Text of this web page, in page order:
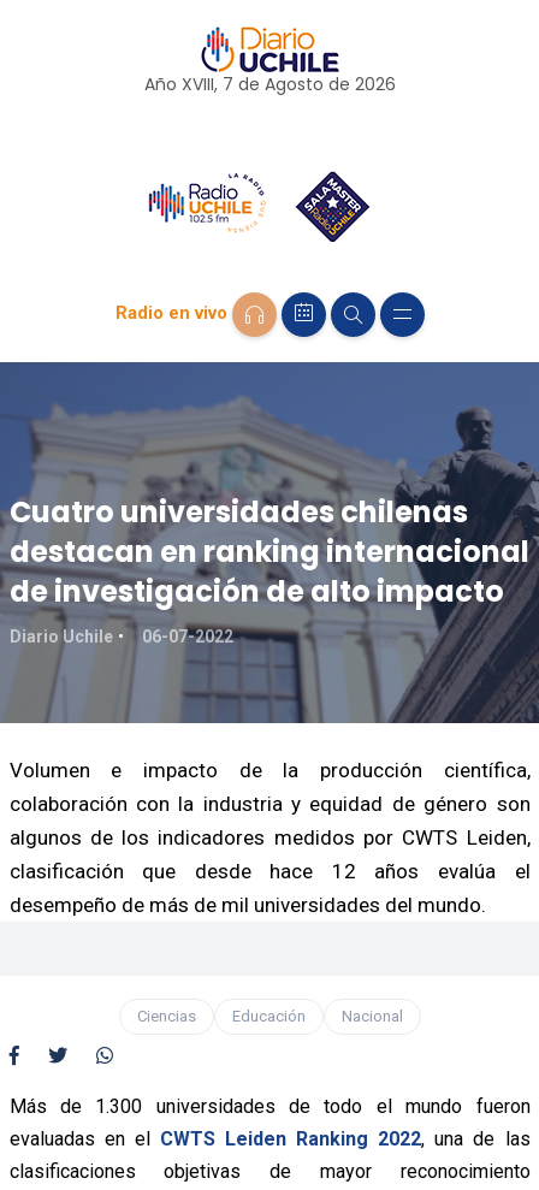
Año XVIII, 7 de Agosto de 2026
Radio en vivo
Cuatro universidades chilenas
destacan en ranking internacional
de investigación de alto impacto
Diario Uchile 06-07-2022
Volumen e impacto de la producción científica,
colaboración con la industria y equidad de género son
algunos de los indicadores medidos por CWTS Leiden,
clasificación que desde hace 12 años evalúa el
desempeño de más de mil universidades del mundo.
Ciencias Educación Nacional
Más de 1.300 universidades de todo el mundo fueron
evaluadas en el CWTS Leiden Ranking 2022, una de las
clasificaciones objetivas de mayor reconocimiento